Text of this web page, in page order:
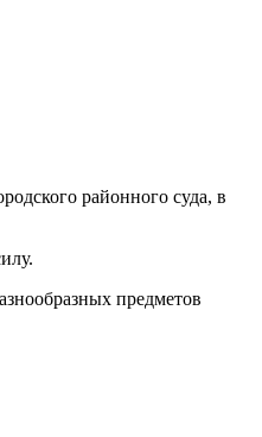
районного суда, в
предметов